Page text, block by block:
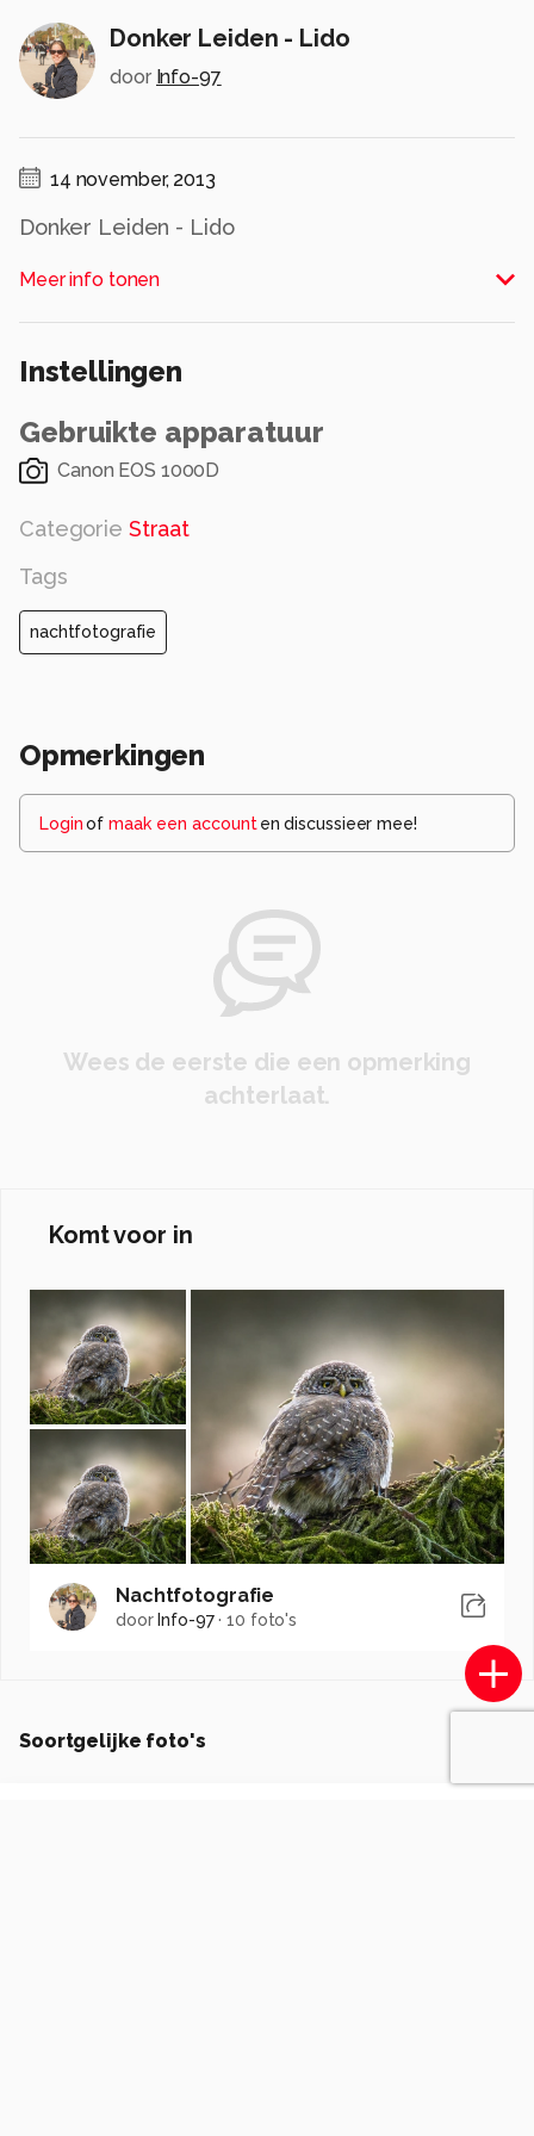
Donker Leiden - Lido
door Info-97
14 november, 2013
Donker Leiden - Lido
- Chantal Cornet Fotografie -
Meer info tonen
Instellingen
Gebruikte apparatuur
Canon EOS 1000D
Categorie Straat
Tags
nachtfotografie
Opmerkingen
Loginof maak een account en discussieer mee!
Wees de eerste die een opmerking
achterlaat.
Komt voor in
Nachtfotografie
doorInfo-97·10 foto's
Soortgelijke foto's